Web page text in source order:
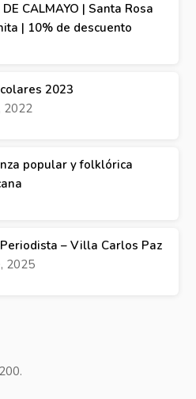
CALMAYO | Santa Rosa
| 10% de descuento
2023
2022
popular y folklórica
– Villa Carlos Paz
2025